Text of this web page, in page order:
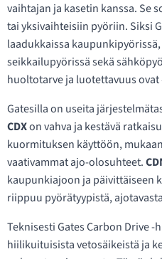
vaihtajan ja kasetin kanssa. Se
tai yksivaihteisiin pyöriin. Siksi
laadukkaissa
seikkailupyörissä sekä
huoltotarve ja luotettavuus
Gatesilla on useita
CDXon vahva ja kestävä
kuormituksen käyttöön,
vaativammat ajo-olosuhteet.
kaupunkiajoon ja päivittäiseen
riippuu pyörätyypistä,
Teknisesti Gates Carbon Drive
hiilikuituisista vetosäikeistä ja